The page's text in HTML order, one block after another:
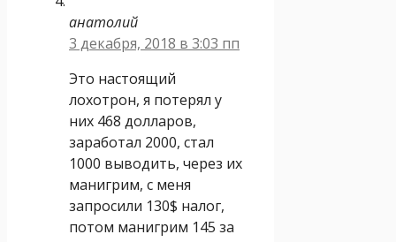
анатолий
3 декабря, 2018 в 3:03 пп
Это настоящий
лохотрон, я потерял у
них 468 долларов,
заработал 2000, стал
1000 выводить, через их
манигрим, с меня
запросили 130$ налог,
потом манигрим 145 за